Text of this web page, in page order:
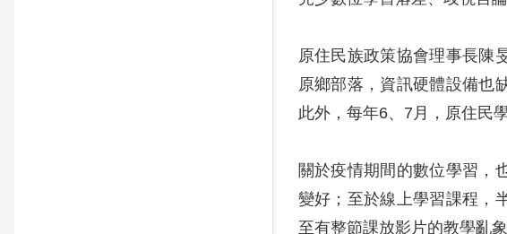
原住民族政策協會理事長陳
原鄉部落，資訊硬體設備也
此外，每年6、7月，原住民
關於疫情期間的數位學習，
變好；至於線上學習課程，
至有整節課放影片的教學亂